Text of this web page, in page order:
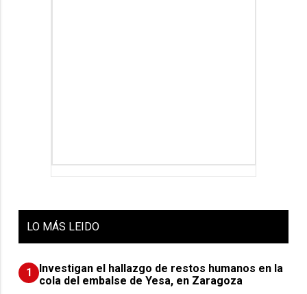
LO MÁS LEIDO
1
Investigan el hallazgo de restos humanos en la
cola del embalse de Yesa, en Zaragoza